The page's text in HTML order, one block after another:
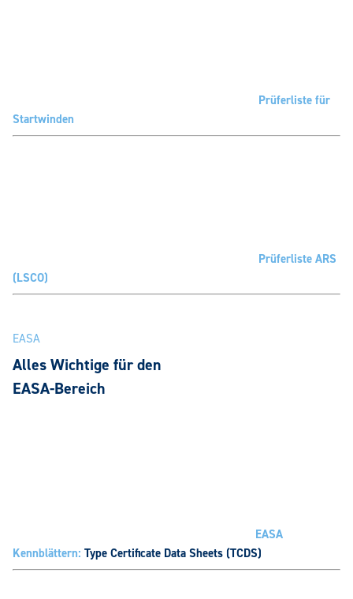
Prüferliste für
Startwinden
Prüferliste ARS
(LSCO)
EASA
Alles Wichtige für den
EASA-Bereich
EASA
Kennblättern: Type Certificate Data Sheets (TCDS)